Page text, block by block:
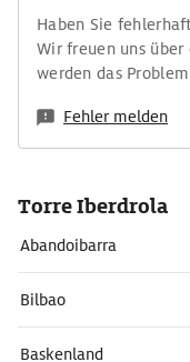
Haben Sie
Wir freuen uns
werden das
Fehler melden
Torre Iberdrola
Abandoibarra
Bilbao
Baskenland